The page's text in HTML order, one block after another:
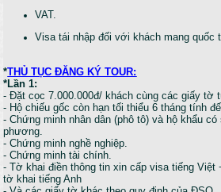
VAT.
Visa tái nhập đối với khách mang quốc
*THỦ TỤC ĐĂNG KÝ TOUR:
*Lần 1:
- Đặt cọc 7.000.000đ/ khách cùng các giấy tờ
- Hộ chiếu gốc còn hạn tối thiểu 6 tháng tính
- Chứng minh nhân dân (phô tô) và hộ khẩu
phương.
- Chứng minh nghề nghiệp.
- Chứng minh tài chính.
- Tờ khai điền thông tin xin cấp visa tiếng
tờ khai tiếng Anh